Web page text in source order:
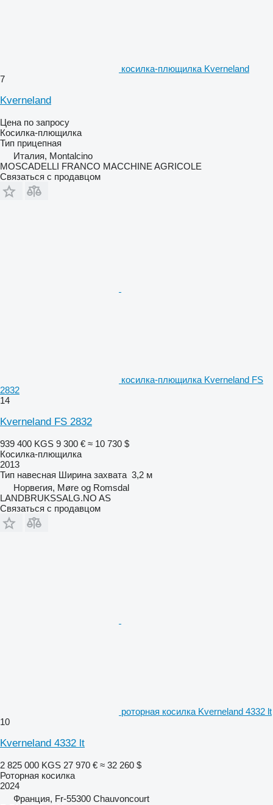
косилка-плющилка Kverneland
7
Kverneland
Цена по запросу
Косилка-плющилка
Тип прицепная
Италия, Montalcino
MOSCADELLI FRANCO MACCHINE AGRICOLE
Связаться с продавцом
косилка-плющилка Kverneland FS
2832
14
Kverneland FS 2832
939 400 KGS 9 300 € ≈ 10 730 $
Косилка-плющилка
2013
Тип навесная Ширина захвата 3,2 м
Норвегия, Møre og Romsdal
LANDBRUKSSALG.NO AS
Связаться с продавцом
роторная косилка Kverneland 4332 lt
10
Kverneland 4332 lt
2 825 000 KGS 27 970 € ≈ 32 260 $
Роторная косилка
2024
Франция, Fr-55300 Chauvoncourt